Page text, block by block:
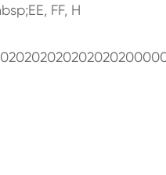
FF, H